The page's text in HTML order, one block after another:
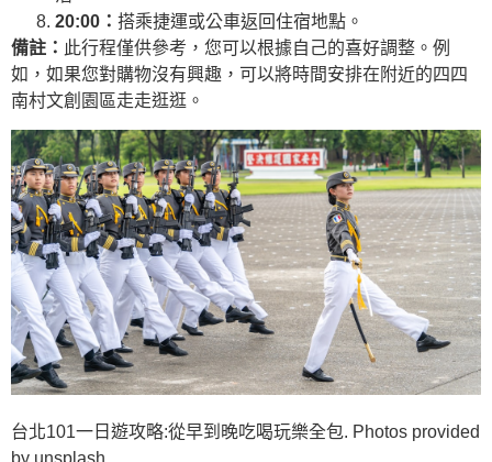
20:00： 搭乘捷運或公車返回住宿地點。
備註： 此行程僅供參考，您可以根據自己的喜好調整。例
如，如果您對購物沒有興趣，可以將時間安排在附近的四四
南村文創園區走走逛逛。
台北101一日遊攻略:從早到晚吃喝玩樂全包. Photos provided
by unsplash